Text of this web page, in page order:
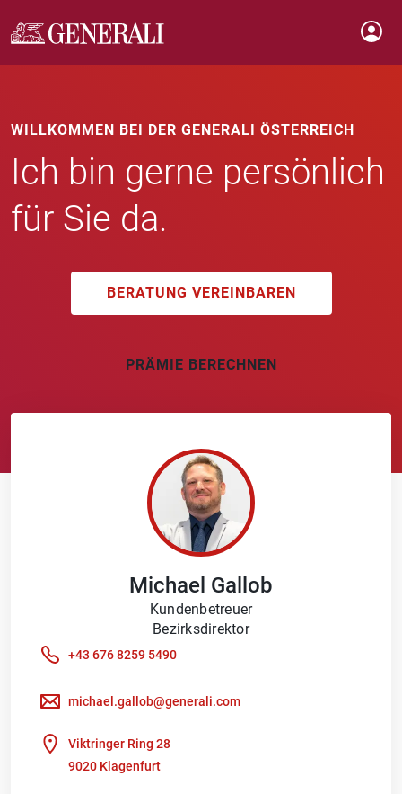
WILLKOMMEN BEI DER GENERALI ÖSTERREICH
Ich bin gerne persönlich
für Sie da.
BERATUNG VEREINBAREN
PRÄMIE BERECHNEN
Michael Gallob
Kundenbetreuer
Bezirksdirektor
+43 676 8259 5490
michael.gallob@generali.com
Viktringer Ring 28
9020 Klagenfurt